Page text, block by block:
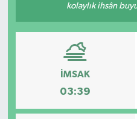
kolaylık ihsân
İMSAK
03:39